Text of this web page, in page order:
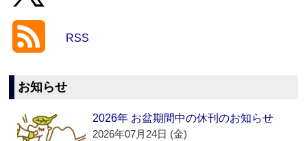
RSS
お知らせ
2026年 お盆期間中の休刊のお知らせ
2026年07月24日 (金)